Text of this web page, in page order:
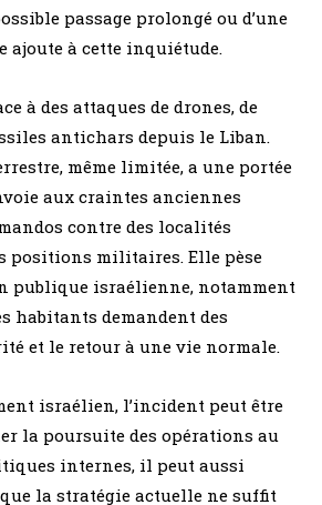
passage prolongé ou d’une
ajoute à cette inquiétude.
à des attaques de drones, de
antichars depuis le Liban.
même limitée, a une portée
aux craintes anciennes
contre des localités
positions militaires. Elle pèse
publique israélienne, notamment
habitants demandent des
et le retour à une vie normale.
israélien, l’incident peut être
la poursuite des opérations au
internes, il peut aussi
la stratégie actuelle ne suffit